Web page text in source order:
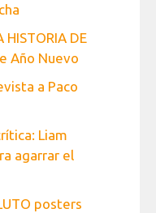
HISTORIA DE
Año Nuevo
a Paco
Liam
agarrar el
posters